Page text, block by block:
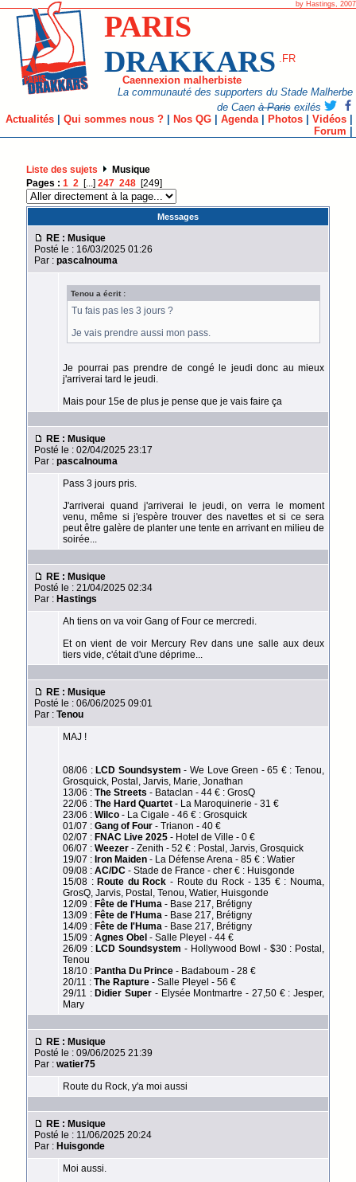
by Hastings, 2007
PARIS
DRAKKARS .FR
Caennexion malherbiste
La communauté des supporters du Stade Malherbe
de Caenà Parisexilés
Actualités| Qui sommes nous ?| Nos QG| Agenda| Photos| Vidéos|
Forum |
Liste des sujets
Musique
Pages : 1 2 [...] 247 248 [249]
Messages
RE : Musique
Posté le : 16/03/2025 01:26
Par : pascalnouma
Tenou a écrit :
Tu fais pas les 3 jours ?
Je vais prendre aussi mon pass.
Je pourrai pas prendre de congé le jeudi donc au mieux
j'arriverai tard le jeudi.
Mais pour 15e de plus je pense que je vais faire ça
RE : Musique
Posté le : 02/04/2025 23:17
Par : pascalnouma
Pass 3 jours pris.
J'arriverai quand j'arriverai le jeudi, on verra le moment
venu, même si j'espère trouver des navettes et si ce sera
peut être galère de planter une tente en arrivant en milieu de
soirée...
RE : Musique
Posté le : 21/04/2025 02:34
Par : Hastings
Ah tiens on va voir Gang of Four ce mercredi.
Et on vient de voir Mercury Rev dans une salle aux deux
tiers vide, c'était d'une déprime...
RE : Musique
Posté le : 06/06/2025 09:01
Par : Tenou
MAJ !
08/06 :LCD Soundsystem - We Love Green - 65 € : Tenou,
Grosquick, Postal, Jarvis, Marie, Jonathan
13/06 : The Streets - Bataclan - 44 € : GrosQ
22/06 : The Hard Quartet - La Maroquinerie - 31 €
23/06 : Wilco - La Cigale - 46 € : Grosquick
01/07 : Gang of Four - Trianon - 40 €
02/07 : FNAC Live 2025 - Hotel de Ville - 0 €
06/07 : Weezer - Zenith - 52 € : Postal, Jarvis, Grosquick
19/07 : Iron Maiden - La Défense Arena - 85 € : Watier
09/08 : AC/DC - Stade de France - cher € : Huisgonde
15/08 :Route du Rock - Route du Rock - 135 € : Nouma,
GrosQ, Jarvis, Postal, Tenou, Watier, Huisgonde
12/09 : Fête de l'Huma - Base 217, Brétigny
13/09 : Fête de l'Huma - Base 217, Brétigny
14/09 : Fête de l'Huma - Base 217, Brétigny
15/09 : Agnes Obel - Salle Pleyel - 44 €
26/09 :LCD Soundsystem - Hollywood Bowl - $30 : Postal,
Tenou
18/10 : Pantha Du Prince - Badaboum - 28 €
20/11 : The Rapture - Salle Pleyel - 56 €
29/11 :Didier Super - Elysée Montmartre - 27,50 € : Jesper,
Mary
RE : Musique
Posté le : 09/06/2025 21:39
Par : watier75
Route du Rock, y'a moi aussi
RE : Musique
Posté le : 11/06/2025 20:24
Par : Huisgonde
Moi aussi.